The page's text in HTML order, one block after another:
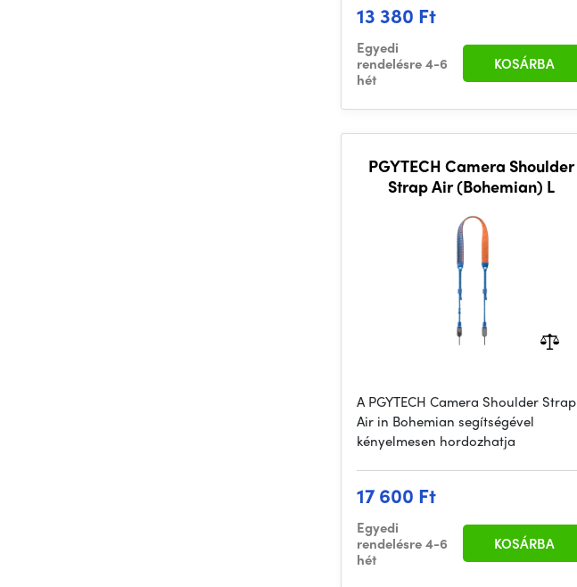
13 380 Ft
Egyedi
rendelésre 4-6
hét
KOSÁRBA
PGYTECH Camera Shoulder
Strap Air (Bohemian) L
A PGYTECH Camera Shoulder Strap
Air in Bohemian segítségével
kényelmesen hordozhatja
17 600 Ft
Egyedi
rendelésre 4-6
hét
KOSÁRBA